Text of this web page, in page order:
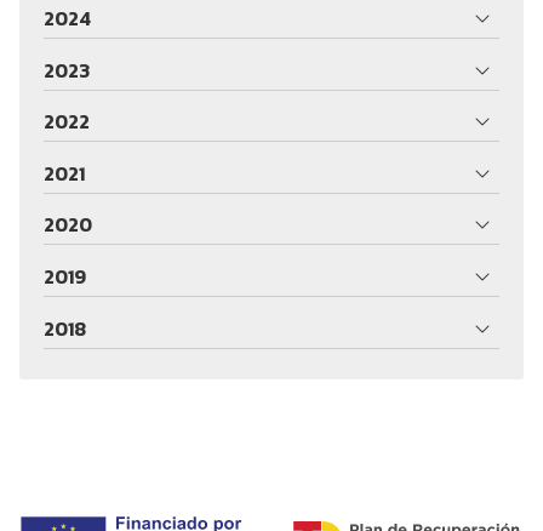
2024
2023
2022
2021
2020
2019
2018